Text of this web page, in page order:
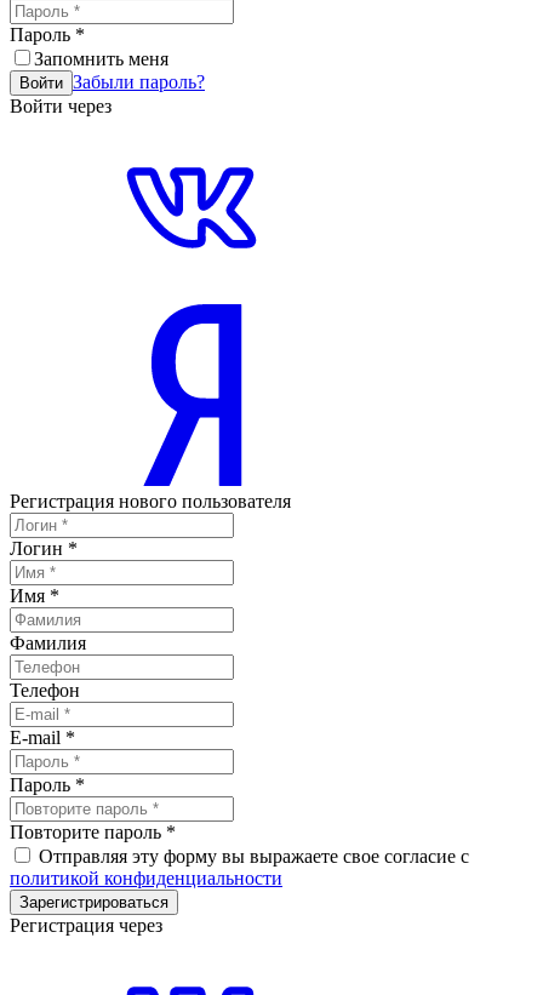
Пароль *
Запомнить меня
Войти Забыли пароль?
Войти через
Регистрация нового пользователя
Логин *
Имя *
Фамилия
Телефон
E-mail *
Пароль *
Повторите пароль *
Отправляя эту форму вы выражаете свое согласие с
политикой конфиденциальности
Зарегистрироваться
Регистрация через